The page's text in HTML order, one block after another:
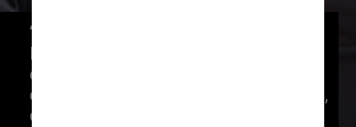
“Comunicamos o falecimento de Rita
capital, no fim da noite de ontem,
cercada de todo o amor de sua família,
como sempre desejou”, escreve a nota